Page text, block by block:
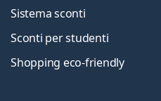
Sistema sconti
Sconti per studenti
Shopping eco-friendly